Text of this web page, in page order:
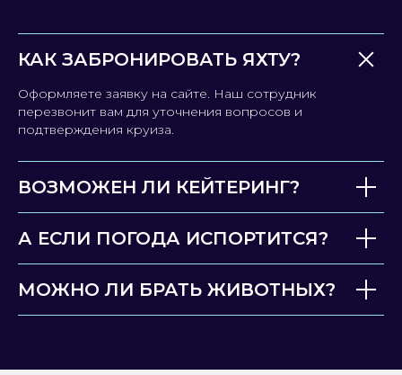
КАК ЗАБРОНИРОВАТЬ ЯХТУ?
Оформляете заявку на сайте. Наш сотрудник
перезвонит вам для уточнения вопросов и
подтверждения круиза.
ВОЗМОЖЕН ЛИ КЕЙТЕРИНГ?
А ЕСЛИ ПОГОДА ИСПОРТИТСЯ?
МОЖНО ЛИ БРАТЬ ЖИВОТНЫХ?